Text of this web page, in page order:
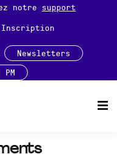
notre support
Inscription
Newsletters